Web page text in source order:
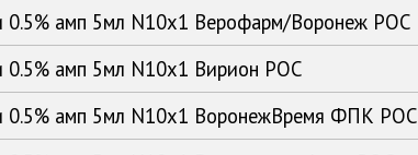
0.5% амп 5мл N10x1 Верофарм/Воронеж РОС
0.5% амп 5мл N10x1 Вирион РОС
0.5% амп 5мл N10x1 ВоронежВремя ФПК РОС